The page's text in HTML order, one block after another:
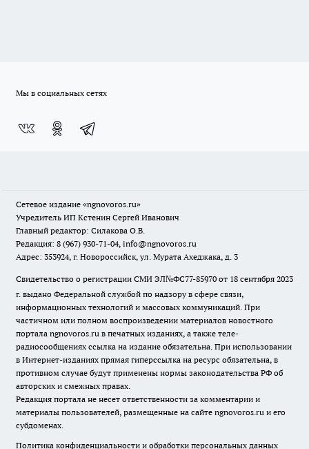
Мы в социальных сетях
Сетевое издание «ngnovoros.ru»
Учредитель ИП Кстенин Сергей Иванович
Главный редактор: Силакова О.В.
Редакция: 8 (967) 930-71-04, info@ngnovoros.ru
Адрес: 353924, г. Новороссийск, ул. Мурата Ахеджака, д. 3
Свидетельство о регистрации СМИ ЭЛ№ФС77-85970 от 18 сентября 2023
г. выдано Федеральной службой по надзору в сфере связи,
информационных технологий и массовых коммуникаций. При
частичном или полном воспроизведении материалов новостного
портала ngnovoros.ru в печатных изданиях, а также теле-
радиосообщениях ссылка на издание обязательна. При использовании
в Интернет-изданиях прямая гиперссылка на ресурс обязательна, в
противном случае будут применены нормы законодательства РФ об
авторских и смежных правах.
Редакция портала не несет ответственности за комментарии и
материалы пользователей, размещенные на сайте ngnovoros.ru и его
субдоменах.
Политика конфиденциальности и обработки персональных данных